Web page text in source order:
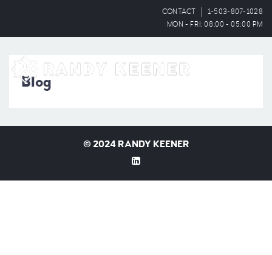
CONTACT
1-503-807-1028
MON - FRI: 08:00 - 05:00 PM
Blog
©2024 RANDY KEENER